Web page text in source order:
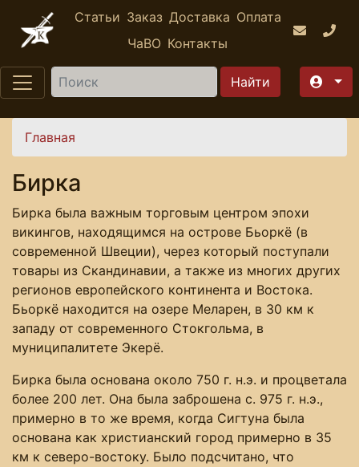
Перейти к основному содержанию
Статьи Заказ Доставка Оплата
ЧаВО Контакты
Найти
Вы здесь
Главная
Бирка
Бирка была важным торговым центром эпохи
викингов, находящимся на острове Бьоркё (в
современной Швеции), через который поступали
товары из Скандинавии, а также из многих других
регионов европейского континента и Востока.
Бьоркё находится на озере Меларен, в 30 км к
западу от современного Стокгольма, в
муниципалитете Экерё.
Бирка была основана около 750 г. н.э. и процветала
более 200 лет. Она была заброшена c. 975 г. н.э.,
примерно в то же время, когда Сигтуна была
основана как христианский город примерно в 35
км к северо-востоку. Было подсчитано, что